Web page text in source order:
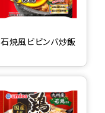
石焼風ビビンバ炒飯